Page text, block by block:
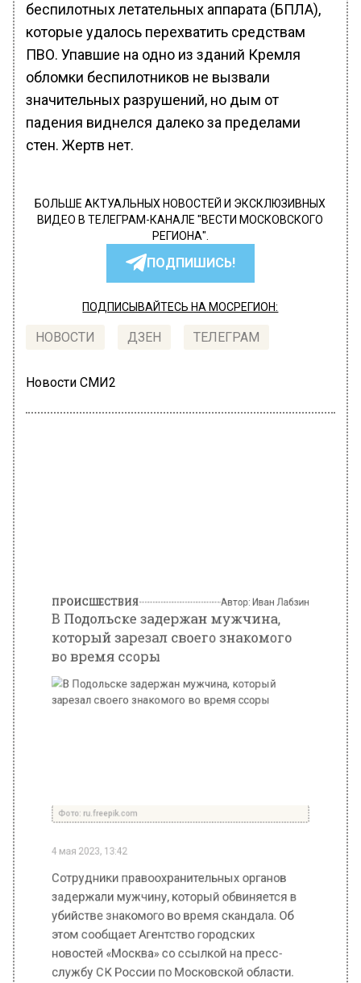
беспилотных летательных аппарата (БПЛА),
которые удалось перехватить средствам
ПВО. Упавшие на одно из зданий Кремля
обломки беспилотников не вызвали
значительных разрушений, но дым от
падения виднелся далеко за пределами
стен. Жертв нет.
БОЛЬШЕ АКТУАЛЬНЫХ НОВОСТЕЙ И ЭКСКЛЮЗИВНЫХ
ВИДЕО В ТЕЛЕГРАМ-КАНАЛЕ "ВЕСТИ МОСКОВСКОГО
РЕГИОНА".
ПОДПИШИСЬ!
ПОДПИСЫВАЙТЕСЬ НА МОСРЕГИОН:
НОВОСТИ ДЗЕН ТЕЛЕГРАМ
Новости СМИ2
задержали мужчину, который обвиняется в
убийстве знакомого во время скандала. Об
новостей «Москва» со ссылкой на пресс-
службу СК России по Московской области.
Как сообщается, вчера в Подольске, проходя
мимо одного из многоэтажных жилых домов